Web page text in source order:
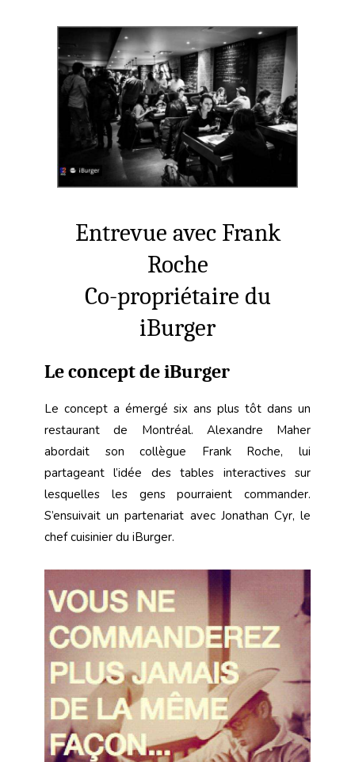
Entrevue avec Frank
Roche
Co-propriétaire du
iBurger
Le concept de iBurger
Le concept a émergé six ans plus tôt dans un
restaurant de Montréal. Alexandre Maher
abordait son collègue Frank Roche, lui
partageant l’idée des tables interactives sur
lesquelles les gens pourraient commander.
S’ensuivait un partenariat avec Jonathan Cyr, le
chef cuisinier du iBurger.